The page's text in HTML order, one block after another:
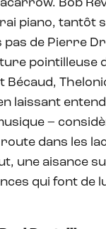
Bob
piano, tantôt
de Pierre
pointilleuse
laissant
–
dans les
une aisance
qui font de